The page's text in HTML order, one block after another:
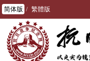
简体版 / 繁體版